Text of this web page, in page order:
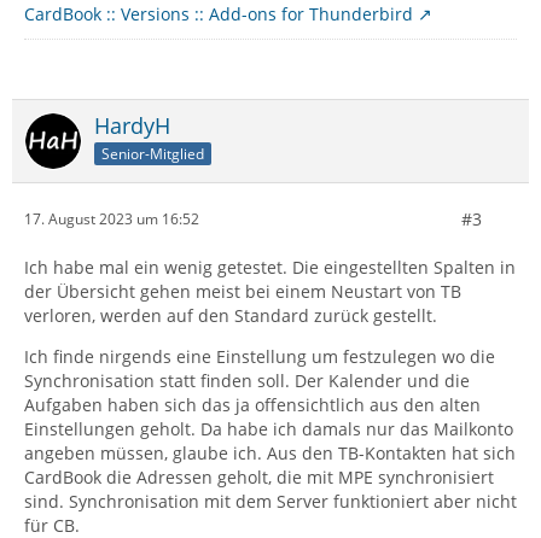
CardBook :: Versions :: Add-ons for Thunderbird
HardyH
Senior-Mitglied
17. August 2023 um 16:52 #3
Ich habe mal ein wenig getestet. Die eingestellten Spalten in
der Übersicht gehen meist bei einem Neustart von TB
verloren, werden auf den Standard zurück gestellt.
Ich finde nirgends eine Einstellung um festzulegen wo die
Synchronisation statt finden soll. Der Kalender und die
Aufgaben haben sich das ja offensichtlich aus den alten
Einstellungen geholt. Da habe ich damals nur das Mailkonto
angeben müssen, glaube ich. Aus den TB-Kontakten hat sich
CardBook die Adressen geholt, die mit MPE synchronisiert
sind. Synchronisation mit dem Server funktioniert aber nicht
für CB.